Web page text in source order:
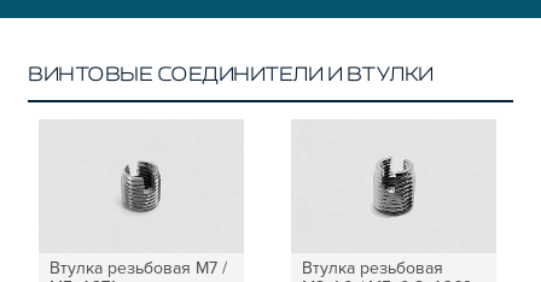
КОНСТРУКЦИОННЫЙ ПРОФИЛЬ
КОМПЛЕКТУЮЩИЕ К ЧПУ
СОЕДИНИТЕЛЬНЫЕ ПЛАСТИНЫ
ВИНТОВЫЕ СОЕДИНИТЕЛИ И ВТУЛКИ
Втулка резьбовая М7 /
Втулка резьбовая